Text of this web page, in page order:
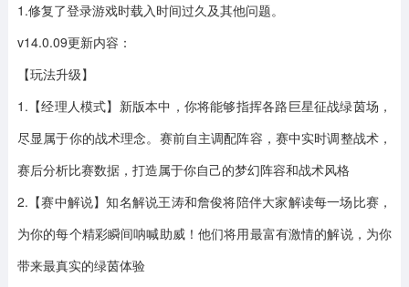
1.修复了登录游戏时载入时间过久及其他问题。
v14.0.09更新内容：
【玩法升级】
1.【经理人模式】新版本中，你将能够指挥各路巨星征战绿茵场，
尽显属于你的战术理念。赛前自主调配阵容，赛中实时调整战术，
赛后分析比赛数据，打造属于你自己的梦幻阵容和战术风格
2.【赛中解说】知名解说王涛和詹俊将陪伴大家解读每一场比赛，
为你的每个精彩瞬间呐喊助威！他们将用最富有激情的解说，为你
带来最真实的绿茵体验